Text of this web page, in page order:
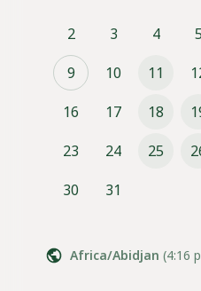
2
3 4 5
9
10 11
16
17 18
23
24 25
30
31
Africa/Abidjan (4:16